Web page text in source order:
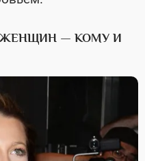
— КОМУ И